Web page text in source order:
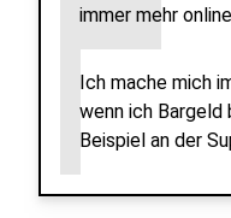
immer mehr
Ich mache mich
wenn ich Bargeld
Beispiel an der